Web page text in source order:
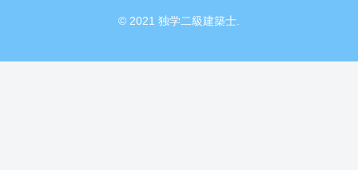
© 2021 独学二級建築士.